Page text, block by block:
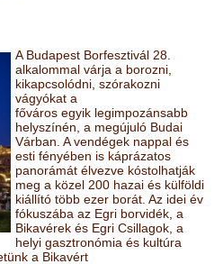
A Budapest Borfesztivál 28.
alkalommal várja a borozni,
kikapcsolódni, szórakozni
vágyókat a
főváros egyik legimpozánsabb
helyszínén, a megújuló Budai
Várban. A vendégek nappal és
esti fényében is káprázatos
panorámát élvezve kóstolhatják
meg a közel 200 hazai és külföldi
kiállító több ezer borát. Az idei év
fókuszába az Egri borvidék, a
Bikavérek és Egri Csillagok, a
helyi gasztronómia és kultúra
a Bikavért